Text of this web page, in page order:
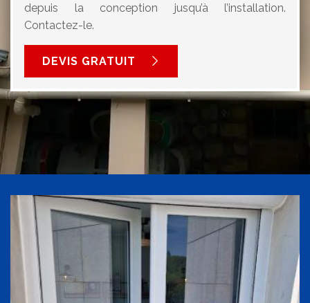
depuis la conception jusqu’à l’installation.
Contactez-le.
DEVIS GRATUIT